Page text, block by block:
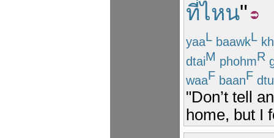
ที่ไหน"
yaaL baawkL
dtaiM phohmR
waaF baanF
"Don’t tell
home, but I